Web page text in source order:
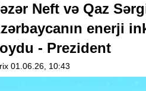
Neft və Qaz
enerji
- Prezident
01.06.26, 10:43